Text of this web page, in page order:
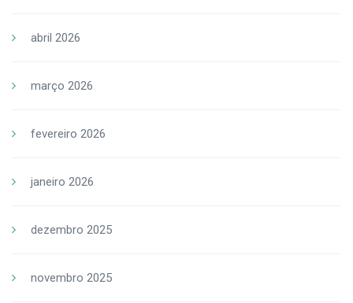
abril 2026
março 2026
fevereiro 2026
janeiro 2026
dezembro 2025
novembro 2025